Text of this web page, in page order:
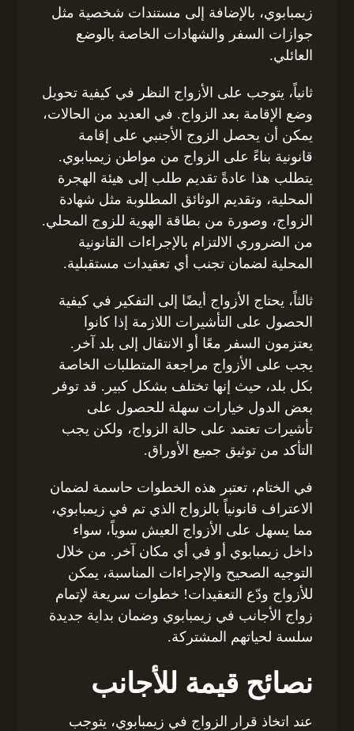
زيمبابوي، بالإضافة إلى مستندات شخصية مثل
جوازات السفر والشهادات الخاصة بالوضع
العائلي.
ثانياً، يتوجب على الأزواج النظر في كيفية تحويل
وضع الإقامة بعد الزواج. في العديد من الحالات،
يمكن أن يحصل الزوج الأجنبي على إقامة
قانونية بناءً على الزواج من مواطن زيمبابوي.
يتطلب هذا عادةً تقديم طلب إلى هيئة الهجرة
المحلية، وتقديم الوثائق المطلوبة مثل شهادة
الزواج، وصورة من بطاقة الهوية للزوج المحلي.
من الضروري الالتزام بالإجراءات القانونية
المحلية لضمان تجنب أي تعقيدات مستقبلية.
ثالثاً، يحتاج الأزواج أيضًا إلى التفكير في كيفية
الحصول على التأشيرات اللازمة إذا كانوا
يعتزمون السفر معًا أو الانتقال إلى بلد آخر.
يجب على الأزواج مراجعة المتطلبات الخاصة
بكل بلد، حيث إنها تختلف بشكل كبير. قد توفر
بعض الدول خيارات سهلة للحصول على
تأشيرات تعتمد على حالة الزواج، ولكن يجب
التأكد من توثيق جميع الأوراق.
في الختام، تعتبر هذه الخطوات حاسمة لضمان
الاعتراف قانونياً بالزواج الذي تم في زيمبابوي،
مما يسهل على الأزواج العيش سوياً، سواء
داخل زيمبابوي أو في أي مكان آخر. من خلال
التوجيه الصحيح والإجراءات المناسبة، يمكن
للأزواج ودّع التعقيدات! خطوات سريعة لإتمام
زواج الأجانب في زيمبابوي وضمان بداية جديدة
سلسة لحياتهم المشتركة.
نصائح قيمة للأجانب
عند اتخاذ قرار الزواج في زيمبابوي، يتوجب